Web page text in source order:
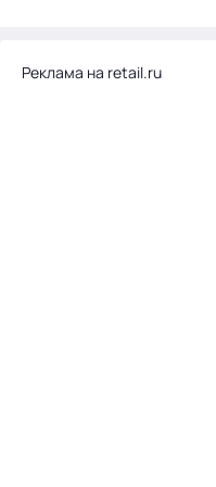
Реклама на retail.ru